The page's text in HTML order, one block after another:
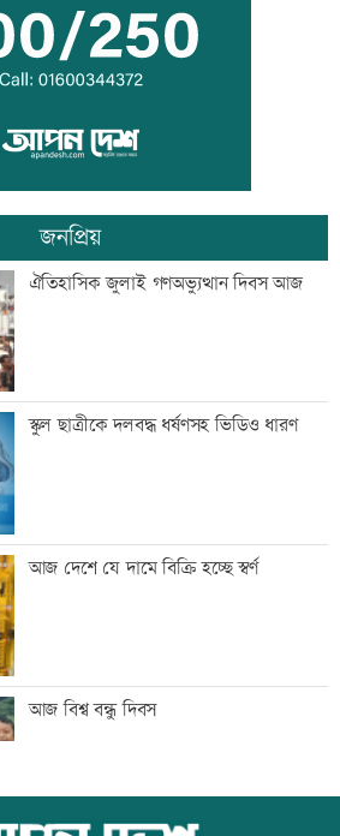
পাঁচ আর্থিক প্রতিষ্ঠান বন্ধের অনুমোদন,
রোববার প্রশাসক নিয়োগ
ঢাকা-ময়মনসিংহ রেল যোগাযোগ স্বাভাবিক
সিঙ্গাপুর থেকে এক কার্গো এলএনজি কিনবে
সরকার
মান্দায় ২৯৬ বোতলসহ দুই মাদক কারবারি
আটক
গুরুত্বপূর্ণ ব্যক্তিদের নিয়ে অপপ্রচারের বিরুদ্ধে
সতর্ক করল পুলিশ
জনপ্রিয়
ঐতিহাসিক জুলাই গণঅভ্যুত্থান দিবস আজ
স্কুল ছাত্রীকে দলবদ্ধ ধর্ষণসহ ভিডিও ধারণ
আজ দেশে যে দামে বিক্রি হচ্ছে স্বর্ণ
আজ বিশ্ব বন্ধু দিবস